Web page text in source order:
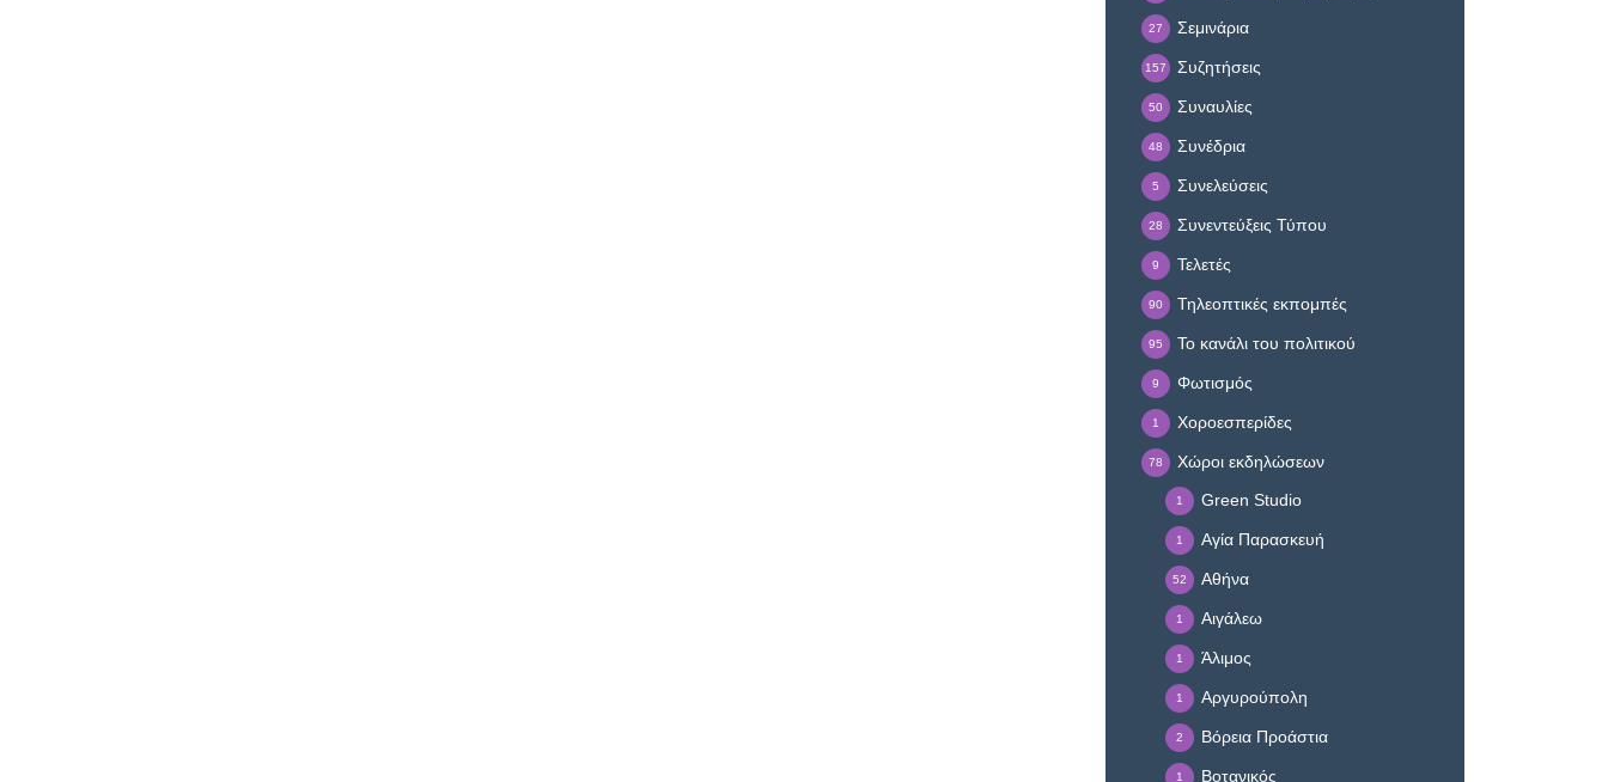
Σεμινάρια
27
Συζητήσεις
157
Συναυλίες
50
Συνέδρια
48
Συνελεύσεις
5
Συνεντεύξεις Τύπου
28
Τελετές
9
Τηλεοπτικές εκπομπές
90
Το κανάλι του πολιτικού
95
Φωτισμός
9
Χοροεσπερίδες
1
Χώροι εκδηλώσεων
78
Green Studio
1
Αγία Παρασκευή
1
Αθήνα
52
Αιγάλεω
1
Άλιμος
1
Αργυρούπολη
1
Βόρεια Προάστια
2
Βοτανικός
1